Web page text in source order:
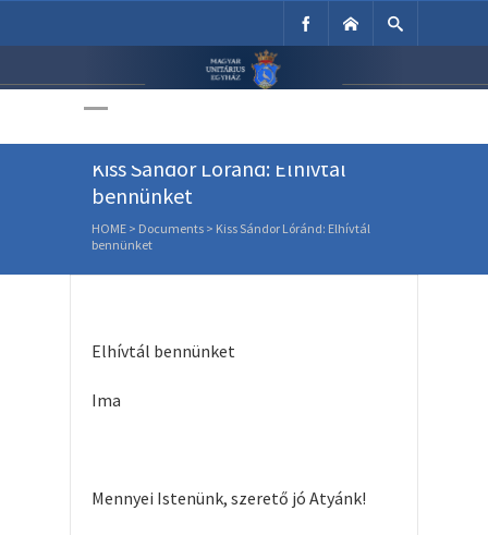
Unitárius Egyház
Kiss Sándor Lóránd: Elhívtál
bennünket
HOME > Documents > Kiss Sándor Lóránd: Elhívtál
bennünket
Elhívtál bennünket
Ima
Mennyei Istenünk, szerető jó Atyánk!